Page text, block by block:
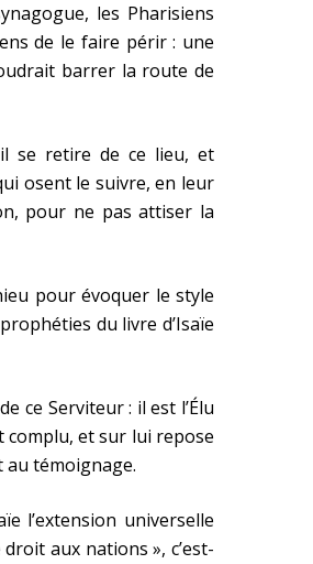
les Pharisiens
de le faire périr : une
barrer la route de
se retire de ce lieu, et
osent le suivre, en leur
pour ne pas attiser la
pour évoquer le style
du livre d’Isaïe
ce Serviteur : il est l’Élu
complu, et sur lui repose
au témoignage.
l’extension universelle
aux nations », c’est-